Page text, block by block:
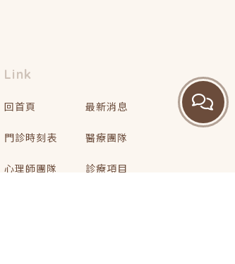
回首頁 最新消息
門診時刻表 醫療團隊
心理師團隊 診療項目